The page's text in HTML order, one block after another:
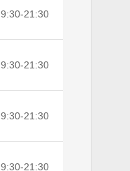
9:30-21:30
9:30-21:30
9:30-21:30
9:30-21:30